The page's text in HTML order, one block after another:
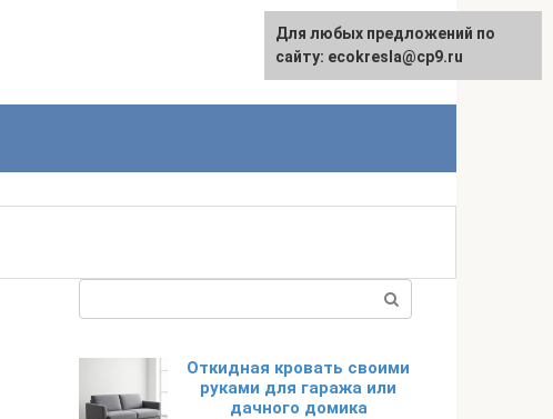
Откидная кровать своими
руками для гаража или
дачного домика
Для любых предложений по
сайту: ecokresla@cp9.ru